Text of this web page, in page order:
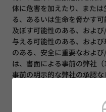
体に危害を加えたり、また
る、あるいは生命を脅かす
及ぼす可能性のある、およ
与える可能性のある、およ
のある、安全に重要なおよ
は、書面による事前の弊社
事前の明示的な弊社の承認
関わる重要な用途、または
品を使用することは、許可
万が一、弊社カタログ記載